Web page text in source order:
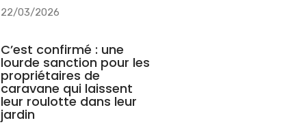
22/03/2026
C’est confirmé : une
lourde sanction pour les
propriétaires de
caravane qui laissent
leur roulotte dans leur
jardin